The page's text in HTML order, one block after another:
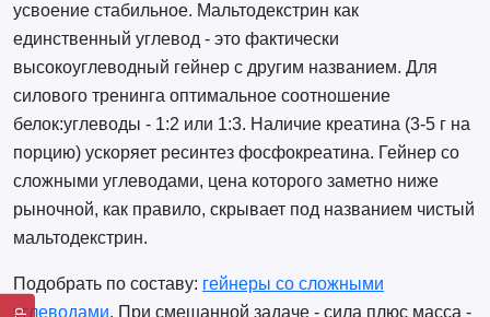
усвоение стабильное. Мальтодекстрин как
единственный углевод - это фактически
высокоуглеводный гейнер с другим названием. Для
силового тренинга оптимальное соотношение
белок:углеводы - 1:2 или 1:3. Наличие креатина (3-5 г на
порцию) ускоряет ресинтез фосфокреатина. Гейнер со
сложными углеводами, цена которого заметно ниже
рыночной, как правило, скрывает под названием чистый
мальтодекстрин.
Подобрать по составу: гейнеры со сложными
углеводами. При смешанной задаче - сила плюс масса -